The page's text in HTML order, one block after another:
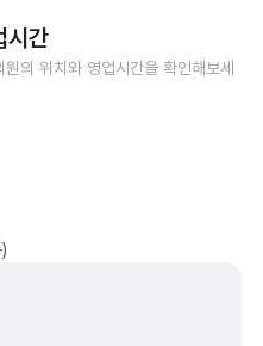
시간
원의 위치와 영업시간을 확인해보세